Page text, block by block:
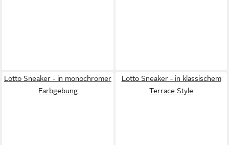
Lotto Sneaker - in monochromer
Farbgebung
Lotto Sneaker - in klassischem
Terrace Style